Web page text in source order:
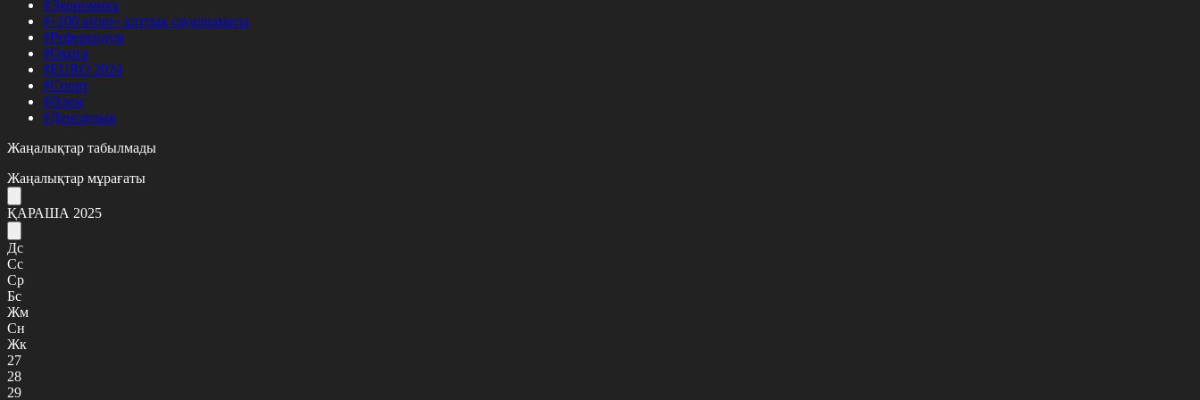
#Экономика
#«100 кітап» ұлттық сауалнамасы
#Референдум
#Оқиға
#EURO 2024
#Спорт
#Әлем
#Денсаулық
Жаңалықтар табылмады
Жаңалықтар мұрағаты
ҚАРАША 2025
Дс
Сс
Ср
Бс
Жм
Сн
Жк
27
28
29